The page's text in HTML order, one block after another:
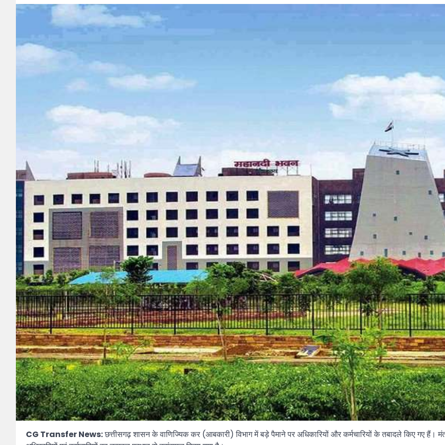
CG Transfer News:छत्तीसगढ़ शासन के वाणिज्यिक कर (आबकारी) विभाग में बड़े पैमाने पर अधिकारियों और कर्मचारियों के तबादले किए गए